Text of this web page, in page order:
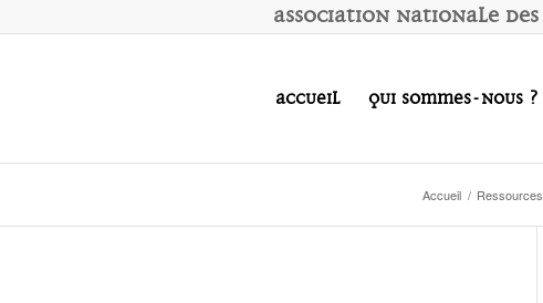
Association Nationale des
Accueil Qui sommes-nous ?
Accueil / Ressources